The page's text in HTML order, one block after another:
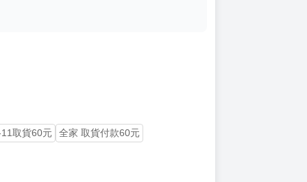
取貨60元
全家 取貨付款60元